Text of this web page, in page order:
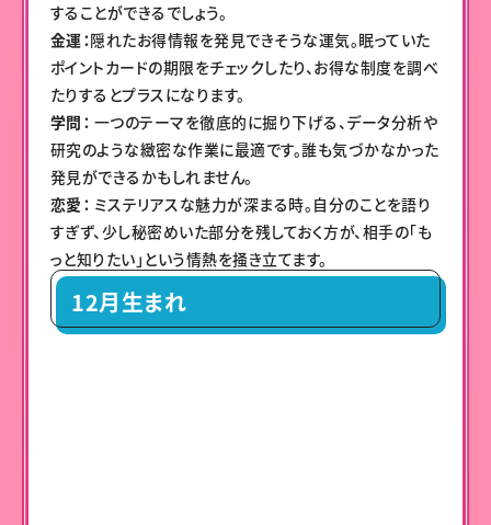
することができるでしょう。
金運：隠れたお得情報を発見できそうな運気。眠っていた
ポイントカードの期限をチェックしたり、お得な制度を調べ
たりするとプラスになります。
学問： 一つのテーマを徹底的に掘り下げる、データ分析や
研究のような緻密な作業に最適です。誰も気づかなかった
発見ができるかもしれません。
恋愛： ミステリアスな魅力が深まる時。自分のことを語り
すぎず、少し秘密めいた部分を残しておく方が、相手の「も
っと知りたい」という情熱を掻き立てます。
12月生まれ